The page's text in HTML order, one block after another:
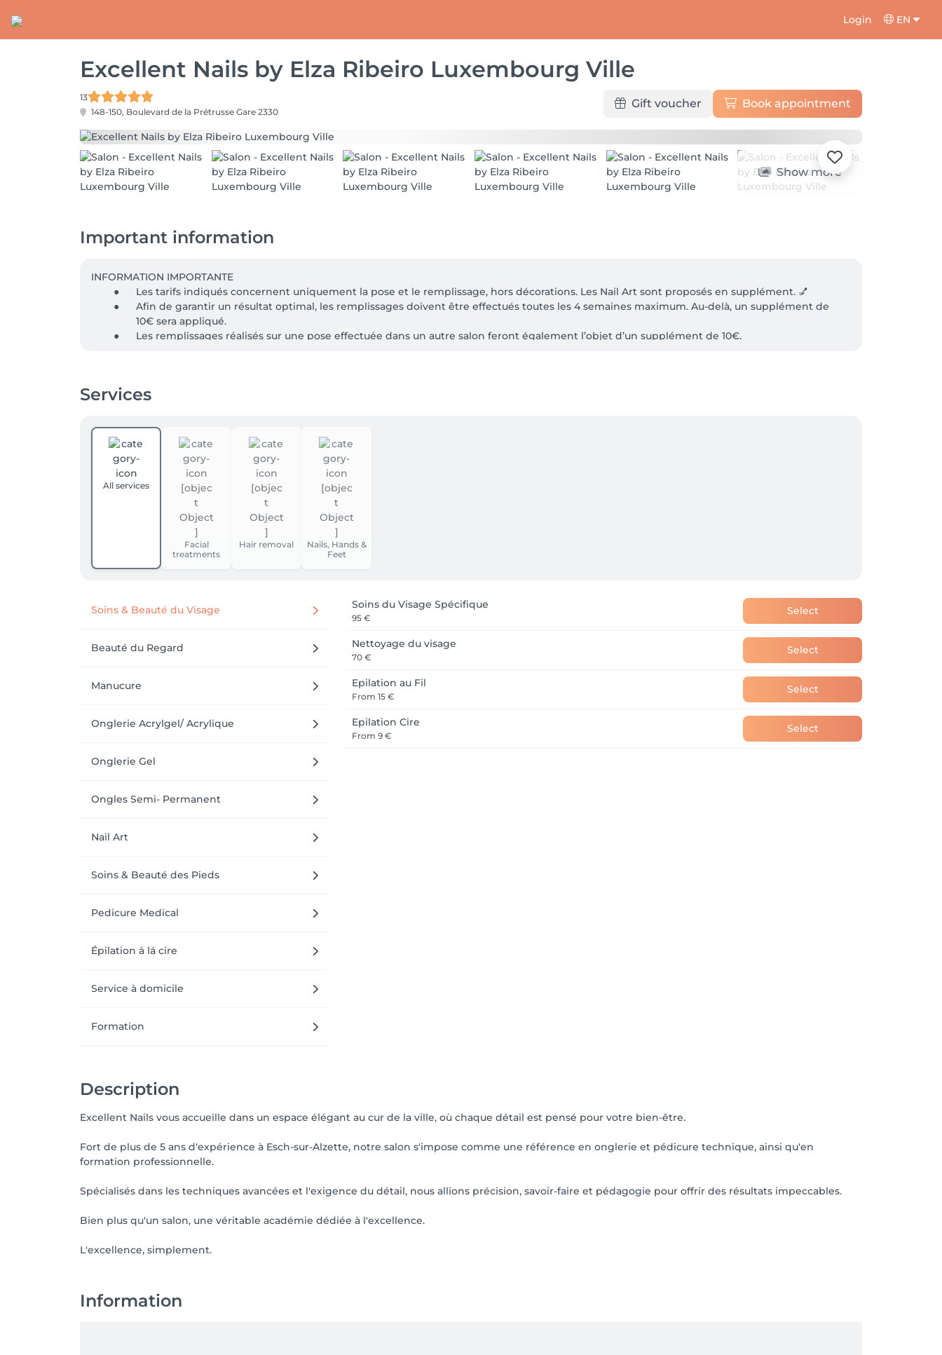
Login EN
Excellent Nails by Elza Ribeiro Luxembourg Ville
13
148-150, Boulevard de la Prétrusse Gare 2330
Gift voucher Book appointment
Show more
Important information
INFORMATION IMPORTANTE
Services
All services
Facial
treatments
Hair removal
Nails, Hands &
Feet
Soins & Beauté du Visage
Beauté du Regard
Manucure
Onglerie Acrylgel/ Acrylique
Onglerie Gel
Ongles Semi- Permanent
Nail Art
Soins & Beauté des Pieds
Pedicure Medical
Épilation à lá cire
Service à domicile
Formation
Soins du Visage Spécifique
95 €
Select
Nettoyage du visage
70 €
Select
Epilation au Fil
From 15 €
Select
Epilation Cire
From 9 €
Select
Description
Excellent Nails vous accueille dans un espace élégant au cur de la ville, où chaque détail est pensé pour votre bien-être.
Fort de plus de 5 ans d'expérience à Esch-sur-Alzette, notre salon s'impose comme une référence en onglerie et pédicure technique, ainsi qu'en
formation professionnelle.
Spécialisés dans les techniques avancées et l'exigence du détail, nous allions précision, savoir-faire et pédagogie pour offrir des résultats impeccables.
Bien plus qu'un salon, une véritable académie dédiée à l'excellence.
L'excellence, simplement.
Information